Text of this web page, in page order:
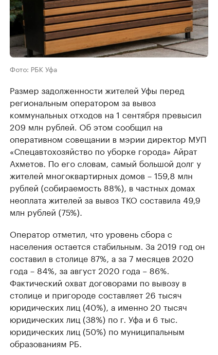
Фото: РБК Уфа
Размер задолженности жителей Уфы перед
региональным оператором за вывоз
коммунальных отходов на 1 сентября превысил
209 млн рублей. Об этом сообщил на
оперативном совещании в мэрии директор МУП
«Спецавтохозяйство по уборке города» Айрат
Ахметов. По его словам, самый большой долг у
жителей многоквартирных домов – 159,8 млн
рублей (собираемость 88%), в частных домах
неоплата жителей за вывоз ТКО составила 49,9
млн рублей (75%).
Оператор отметил, что уровень сбора с
населения остается стабильным. За 2019 год он
составил в столице 87%, а за 7 месяцев 2020
года – 84%, за август 2020 года – 86%.
Фактический охват договорами по вывозу в
столице и пригороде составляет 26 тысяч
юридических лиц (40%), а именно 20 тысяч
юридических лиц (38%) по г. Уфа и 6 тыс.
юридических лиц (50%) по муниципальным
образованиям РБ.